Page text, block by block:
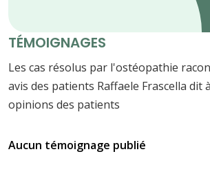
TÉMOIGNAGES
Les cas résolus par l'ostéopathie
avis des patients Raffaele Frascella dit
opinions des patients
Aucun témoignage publié